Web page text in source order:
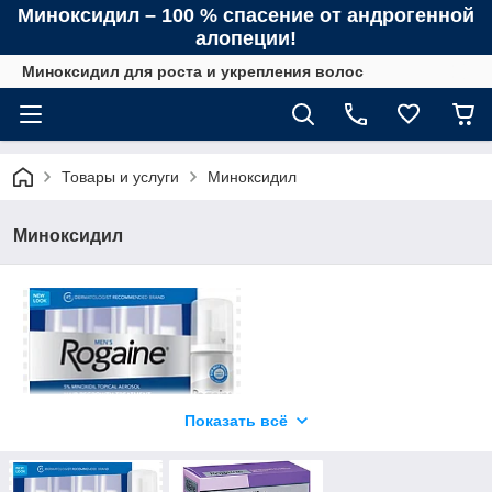
Миноксидил – 100 % спасение от андрогенной
алопеции!
Миноксидил для роста и укрепления волос
Товары и услуги Миноксидил
Миноксидил
Показать всё